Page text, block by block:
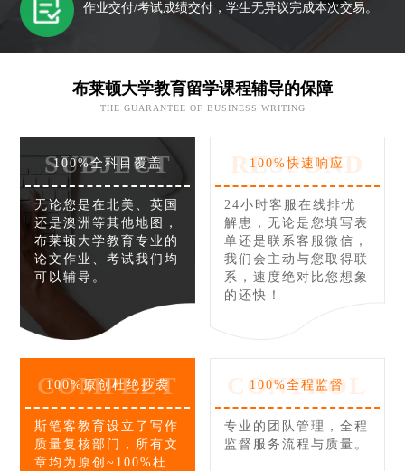
作业交付/考试成绩交付，学生无异议完成本次交易。
布莱顿大学教育留学课程辅导的保障
THE GUARANTEE OF BUSINESS WRITING
SUBJECT
100%全科目覆盖
无论您是在北美、英国
还是澳洲等其他地图，
布莱顿大学教育专业的
论文作业、考试我们均
可以辅导。
RESPOND
100%快速响应
24小时客服在线排忧
解患，无论是您填写表
单还是联系客服微信，
我们会主动与您取得联
系，速度绝对比您想象
的还快！
COMPLET
100%原创杜绝抄袭
斯笔客教育设立了写作
质量复核部门，所有文
章均为原创~100%杜
CONTROL
100%全程监督
专业的团队管理，全程
监督服务流程与质量。